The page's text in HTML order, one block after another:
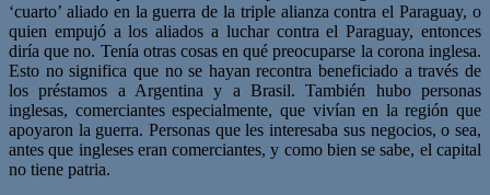
‘cuarto’ aliado en la guerra de la triple alianza contra el Paraguay, o
quien empujó a los aliados a luchar contra el Paraguay, entonces
diría que no. Tenía otras cosas en qué preocuparse la corona inglesa.
Esto no significa que no se hayan recontra beneficiado a través de
los préstamos a Argentina y a Brasil. También hubo personas
inglesas, comerciantes especialmente, que vivían en la región que
apoyaron la guerra. Personas que les interesaba sus negocios, o sea,
antes que ingleses eran comerciantes, y como bien se sabe, el capital
no tiene patria.